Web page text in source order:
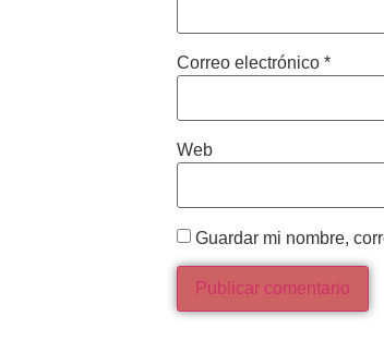
Correo electrónico *
Web
Guardar mi nombre,